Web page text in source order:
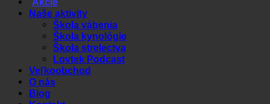
Akcie
Naše aktivity
Škola vábenia
Škola kynológie
Škola strelectva
Lovtek Podcast
Veľkoobchod
O nás
Blog